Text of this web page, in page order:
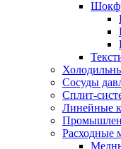
Сосуды
Cплит-
Линейные
Расходные